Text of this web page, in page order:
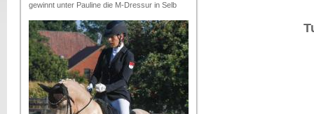
gewinnt unter Pauline die M-Dressur in Selb